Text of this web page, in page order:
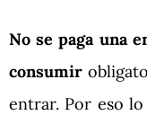
No se paga una
consumir
entrar. Por eso